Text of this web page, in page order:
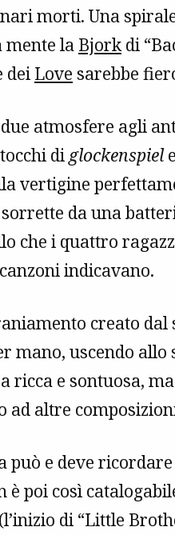
morti. Una
mente la Bjorkdi
dei Love sarebbe
atmosfere agli
diglockenspiel
vertigine
da una
che i quattro
indicavano.
creato
mano, uscendo
ricca e sontuosa,
altre
può e deve
è poi così
di “Little